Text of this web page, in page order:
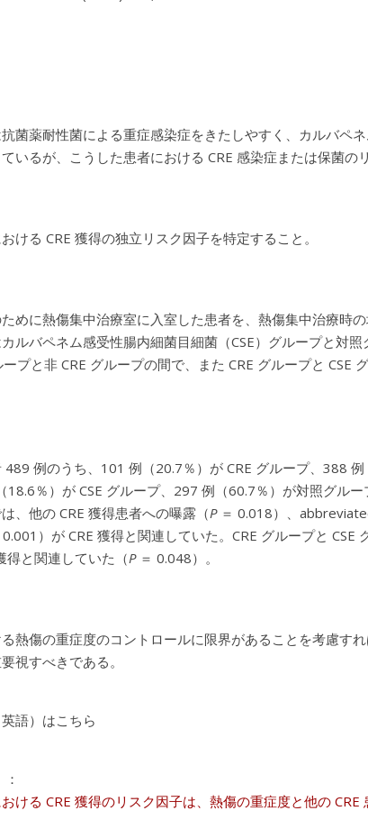
菌薬耐性菌による重症感染症をきたしやすく、カルバペ
いるが、こうした患者における CRE 感染症または保菌の
ける CRE 獲得の独立リスク因子を特定すること。
めに熱傷集中治療室に入室した患者を、熱傷集中治療時
ルバペネム感受性腸内細菌目細菌（CSE）グループと対
ープと非 CRE グループの間で、また CRE グループと
例のうち、101 例（20.7％）が CRE グループ、388
18.6％）が CSE グループ、297 例（60.7％）が対照グル
、他の CRE 獲得患者への曝露（P＝ 0.018）、
）が CRE 獲得と関連していた。CRE グループと
得と関連していた（P＝ 0.048）。
熱傷の重症度のコントロールに限界があることを考慮す
視すべきである。
語）はこちら
：
ける CRE 獲得のリスク因子は、熱傷の重症度と他の CRE